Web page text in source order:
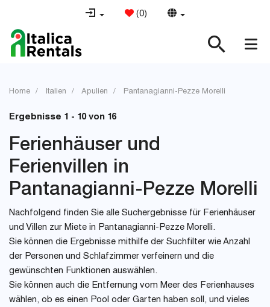
(0)
Home Italien Apulien Pantanagianni-Pezze Morelli
Ergebnisse 1 - 10 von 16
Ferienhäuser und
Ferienvillen in
Pantanagianni-Pezze Morelli
Nachfolgend finden Sie alle Suchergebnisse für Ferienhäuser
und Villen zur Miete in Pantanagianni-Pezze Morelli.
Sie können die Ergebnisse mithilfe der Suchfilter wie Anzahl
der Personen und Schlafzimmer verfeinern und die
gewünschten Funktionen auswählen.
Sie können auch die Entfernung vom Meer des Ferienhauses
wählen, ob es einen Pool oder Garten haben soll, und vieles